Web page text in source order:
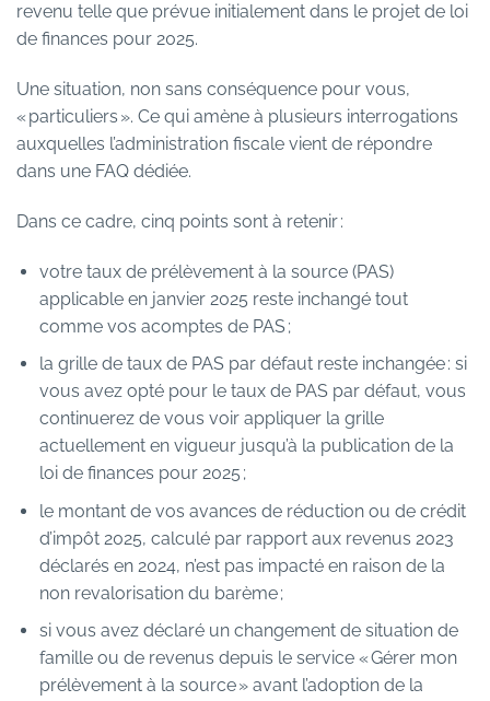
revenu telle que prévue initialement dans le projet de loi
de finances pour 2025.
Une situation, non sans conséquence pour vous,
« particuliers ». Ce qui amène à plusieurs interrogations
auxquelles l’administration fiscale vient de répondre
dans une FAQ dédiée.
Dans ce cadre, cinq points sont à retenir :
votre taux de prélèvement à la source (PAS)
applicable en janvier 2025 reste inchangé tout
comme vos acomptes de PAS ;
la grille de taux de PAS par défaut reste inchangée : si
vous avez opté pour le taux de PAS par défaut, vous
continuerez de vous voir appliquer la grille
actuellement en vigueur jusqu’à la publication de la
loi de finances pour 2025 ;
le montant de vos avances de réduction ou de crédit
d’impôt 2025, calculé par rapport aux revenus 2023
déclarés en 2024, n’est pas impacté en raison de la
non revalorisation du barème ;
si vous avez déclaré un changement de situation de
famille ou de revenus depuis le service « Gérer mon
prélèvement à la source » avant l’adoption de la